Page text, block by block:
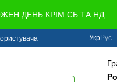
ДЕНЬ КРІМ СБ ТА НД
УкрРус